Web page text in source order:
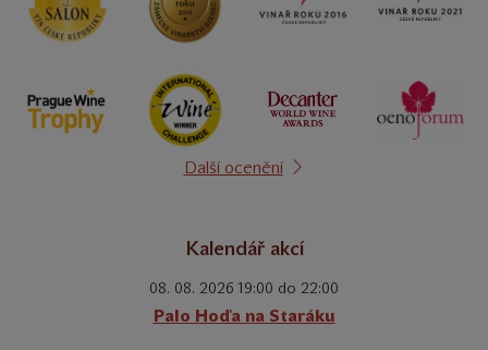
Další ocenění
Kalendář akcí
08. 08. 2026 19:00 do 22:00
Palo Hoďa na Staráku